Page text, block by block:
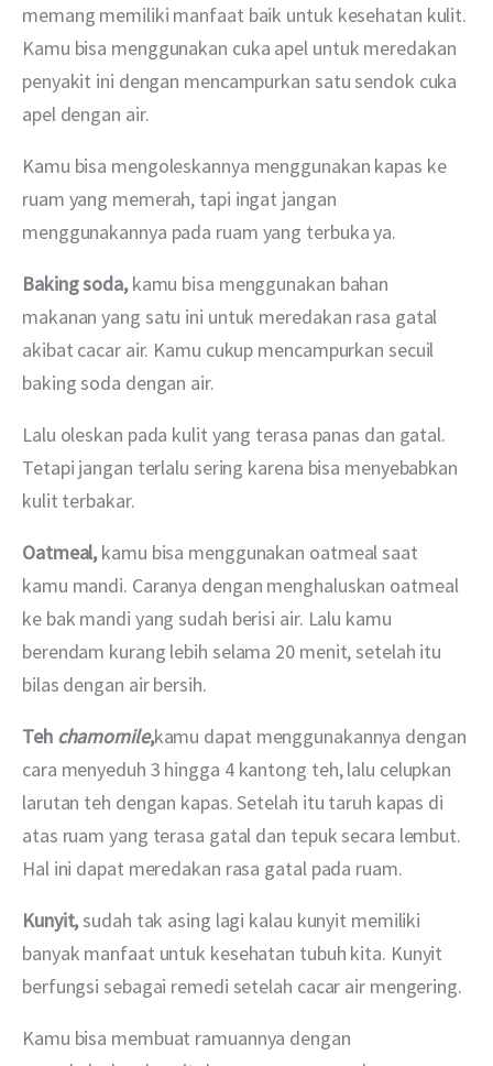
memang memiliki manfaat baik untuk kesehatan kulit.
Kamu bisa menggunakan cuka apel untuk meredakan
penyakit ini dengan mencampurkan satu sendok cuka
apel dengan air.
Kamu bisa mengoleskannya menggunakan kapas ke
ruam yang memerah, tapi ingat jangan
menggunakannya pada ruam yang terbuka ya.
Baking soda, kamu bisa menggunakan bahan
makanan yang satu ini untuk meredakan rasa gatal
akibat cacar air. Kamu cukup mencampurkan secuil
baking soda dengan air.
Lalu oleskan pada kulit yang terasa panas dan gatal.
Tetapi jangan terlalu sering karena bisa menyebabkan
kulit terbakar.
Oatmeal, kamu bisa menggunakan oatmeal saat
kamu mandi. Caranya dengan menghaluskan oatmeal
ke bak mandi yang sudah berisi air. Lalu kamu
berendam kurang lebih selama 20 menit, setelah itu
bilas dengan air bersih.
Teh chamomile,kamu dapat menggunakannya dengan
cara menyeduh 3 hingga 4 kantong teh, lalu celupkan
larutan teh dengan kapas. Setelah itu taruh kapas di
atas ruam yang terasa gatal dan tepuk secara lembut.
Hal ini dapat meredakan rasa gatal pada ruam.
Kunyit, sudah tak asing lagi kalau kunyit memiliki
banyak manfaat untuk kesehatan tubuh kita. Kunyit
berfungsi sebagai remedi setelah cacar air mengering.
Kamu bisa membuat ramuannya dengan